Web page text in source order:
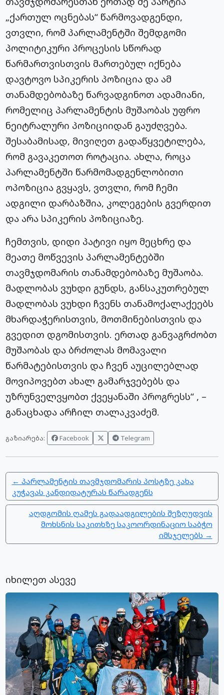
„ქართულ ოცნებას“ წარმოვადგენდი,
ვთვლი, რომ პარლამენტში შემდგომი
პოლიტიკური პროცესის სწორად
წარმართვისთვის მართებულ იქნება
დავტოვო სპიკერის პოზიცია და ამ
თანამდებობაზე წარვადგინოთ ადამიანი,
რომელიც პარლამენტის მუშაობას უფრო
ნეიტრალური პოზიციიდან გაუძღვება.
შესაბამისად, მივიღეთ გადაწყვეტილება,
რომ გავაკეთოთ როტაცია. ახლა, როცა
პარლამენტში წარმომადგენლობითი
ოპოზიცია გვყავს, ვთვლი, რომ ჩემი
ადგილი დარბაზშია, კოლეგების გვერდით
და არა სპიკერის პოზიციაზე.
ჩემთვის, დიდი პატივი იყო მეცხრე და
მეათე მოწვევის პარლამენტებში
თავმჯდომარის თანამდებობაზე მუშაობა.
მადლობას ვუხდი გუნდს, განსაკუთრებულ
მადლობას ვუხდი ჩვენს თანამოქალაქეებს
მხარდაჭერისთვის, მოთმინებისთვის და
გვედით დგომისთვის. ერთად განვაგრძობთ
მუშაობას და ბრძოლას მომავალი
წარმატებისთვის და ჩვენ აუცილებლად
მოვიპოვებთ ახალ გამარჯვებებს და
უზრუნველვყობთ ქვეყანაში პროგრესს“ , –
განაცხადა არჩილ თალაკვაძემ.
გაზიარება: Facebook Telegram
← პარლამენტის თავმჯდომარის პოსტზე კახა
კუჭავას კანდიდატურას წარადგენს
აღდგომის ღამეს გადაადგილების შეზღუდვის
მოხსნის საკითხზე საკოორდინაციო საბჭო
იმსჯელებს →
იხილეთ ასევე